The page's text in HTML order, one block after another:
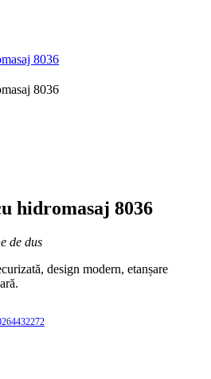
hidromasaj 8036
de dus
design modern, etanșare